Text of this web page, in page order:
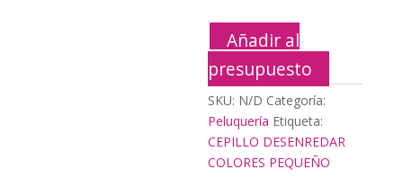
Añadir al
presupuesto
SKU: N/D Categoría:
Peluquería Etiqueta:
CEPILLO DESENREDAR
COLORES PEQUEÑO